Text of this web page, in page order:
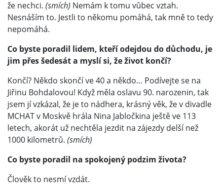
že nechci. (smích) Nemám k tomu vůbec vztah.
Nesnáším to. Jestli to někomu pomáhá, tak mně to tedy
nepomáhá.
Co byste poradil lidem, kteří odejdou do důchodu, je
jim přes šedesát a myslí si, že život končí?
Končí? Někdo skončí ve 40 a někdo… Podívejte se na
Jiřinu Bohdalovou! Když měla oslavu 90. narozenin, tak
jsem jí vzkázal, že je to nádhera, krásný věk, že v divadle
MCHAT v Moskvě hrála Nina Jabločkina ještě ve 113
letech, akorát už nechtěla jezdit na zájezdy delší než
1000 kilometrů. (smích)
Co byste poradil na spokojený podzim života?
Člověk to nesmí vzdát.